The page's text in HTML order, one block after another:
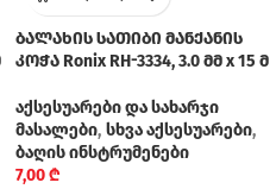
ბალახის სათიბი მანქანის
კოჭა Ronix RH-3334, 3.0 მმ x 15 მ
აქსესუარები და სახარჯი
მასალები, სხვა აქსესუარები,
ბაღის ინსტრუმენები
7,00₾